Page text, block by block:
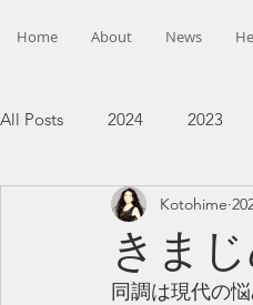
Home About News
All Posts 2024 2023
きま
Kotohime
同調は現代の悩